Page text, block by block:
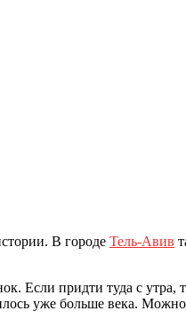
В городе Тель-Авив
Если придти туда с утра,
уже больше века. Можно